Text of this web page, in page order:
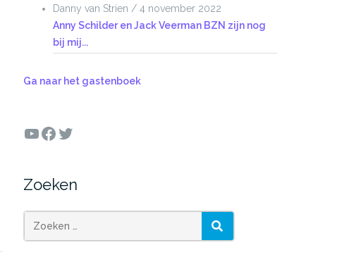
Danny van Strien / 4 november 2022
Anny Schilder en Jack Veerman BZN zijn nog
bij mij...
Ga naar het gastenboek
YouTube
Facebook
Twitter
Zoeken
Zoeken ZOEKEN